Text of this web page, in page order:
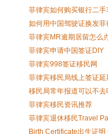
菲律宾如何购买银行二手
如何用中国驾驶证换发菲
菲律宾MR逾期居留怎么
菲律宾申请中国签证DIY
菲律宾998签证移民网
菲律宾移民局线上签证延
移民局常年报道可以不去
菲律宾移民资讯推荐
菲律宾退休移民Travel
Birth Certificate出生证